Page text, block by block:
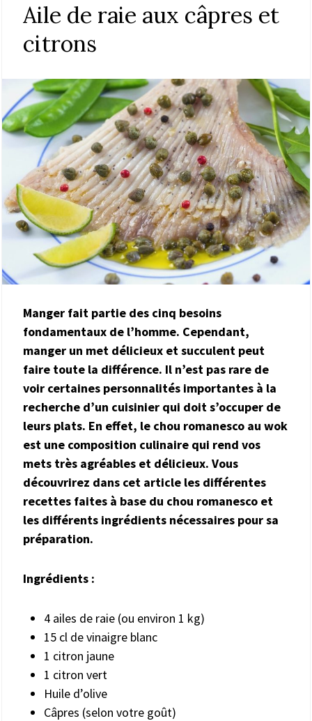
Aile de raie aux câpres et
citrons
Manger fait partie des cinq besoins
fondamentaux de l’homme. Cependant,
manger un met délicieux et succulent peut
faire toute la différence. Il n’est pas rare de
voir certaines personnalités importantes à la
recherche d’un cuisinier qui doit s’occuper de
leurs plats. En effet, le chou romanesco au wok
est une composition culinaire qui rend vos
mets très agréables et délicieux. Vous
découvrirez dans cet article les différentes
recettes faites à base du chou romanesco et
les différents ingrédients nécessaires pour sa
préparation.
Ingrédients :
4 ailes de raie (ou environ 1 kg)
15 cl de vinaigre blanc
1 citron jaune
1 citron vert
Huile d’olive
Câpres (selon votre goût)